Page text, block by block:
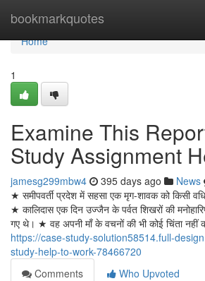
bookmarkquotes
Home
Home
1
Examine This
Study Assignment
jamesg299mbw4 395 days ago News
★ समीपवर्ती प्रदेश में सहसा एक मृग-शावक को किसी
★ कालिदास एक दिन उज्जैन के पर्वत शिखरों की
गए थे। ★ वह अपनी माँ के वचनों की भी कोई चिंता नहीं
https://case-study-solution58514.full-
study-help-to-work-78466720
Comments
Who Upvoted